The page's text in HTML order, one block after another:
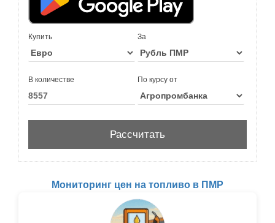
Купить За
В количестве По курсу от
Мониторинг цен на топливо в ПМР